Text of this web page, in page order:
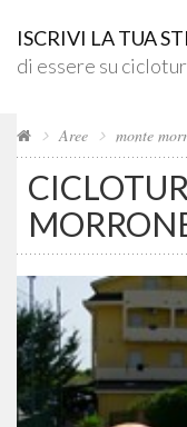
ISCRIVI LA TUA
di essere su
Aree monte